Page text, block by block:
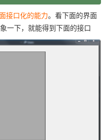
接口化的能力。看下面的界面
一下，就能得到下面的接口